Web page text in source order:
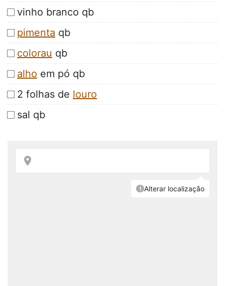
vinho branco qb
pimenta qb
colorau qb
alho em pó qb
2 folhas de louro
sal qb